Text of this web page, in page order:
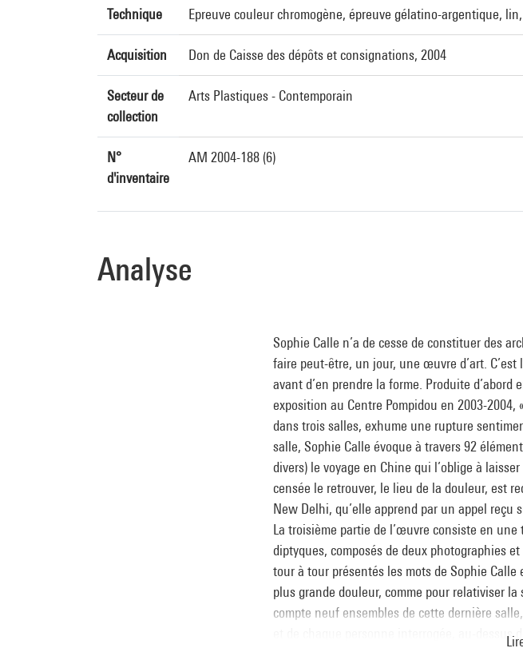
Technique Epreuve couleur chromogène, épreuve gélatino-argentique,
Acquisition Don de Caisse des dépôts et consignations, 2004
Secteur de
collection
Arts Plastiques - Contemporain
N°
d'inventaire
AM 2004-188 (6)
Analyse
Sophie Calle n’a de cesse de constituer des
faire peut-être, un jour, une œuvre d’art. C’est
avant d’en prendre la forme. Produite
exposition au Centre Pompidou en 2003-
dans trois salles, exhume une rupture
salle, Sophie Calle évoque à travers 92
divers) le voyage en Chine qui l’oblige à
censée le retrouver, le lieu de la douleur, est
New Delhi, qu’elle apprend par un appel
La troisième partie de l’œuvre consiste en
diptyques, composés de deux photographies
tour à tour présentés les mots de Sophie
plus grande douleur, comme pour relativiser
compte neuf ensembles de cette dernière
et de chaque personne interrogée, au-dessus